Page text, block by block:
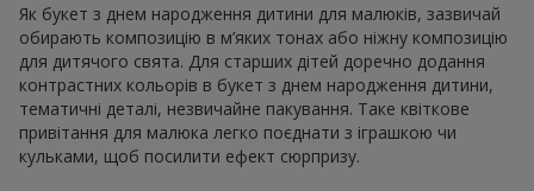
Як букет з днем народження дитини для малюків, зазвичай
обирають композицію в м’яких тонах або ніжну композицію
для дитячого свята. Для старших дітей доречно додання
контрастних кольорів в букет з днем народження дитини,
тематичні деталі, незвичайне пакування. Таке квіткове
привітання для малюка легко поєднати з іграшкою чи
кульками, щоб посилити ефект сюрпризу.